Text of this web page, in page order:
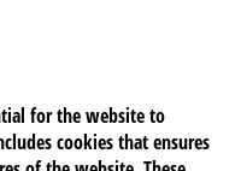
for the website to
cookies that ensures